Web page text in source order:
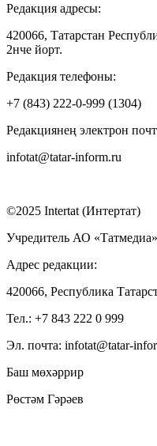
Редакция адресы:
420066, Татарстан
2нче йорт.
Редакция телефоны:
+7 (843) 222-0-999 (1304)
Редакциянең электрон
infotat@tatar-inform.ru
©2025 Intertat (Интертат)
Учредитель АО «Татмедиа»
Адрес редакции:
420066, Республика
Тел.: +7 843 222 0 999
Эл. почта: infotat@tatar-
Баш мөхәррир
Рөстәм Гәрәев